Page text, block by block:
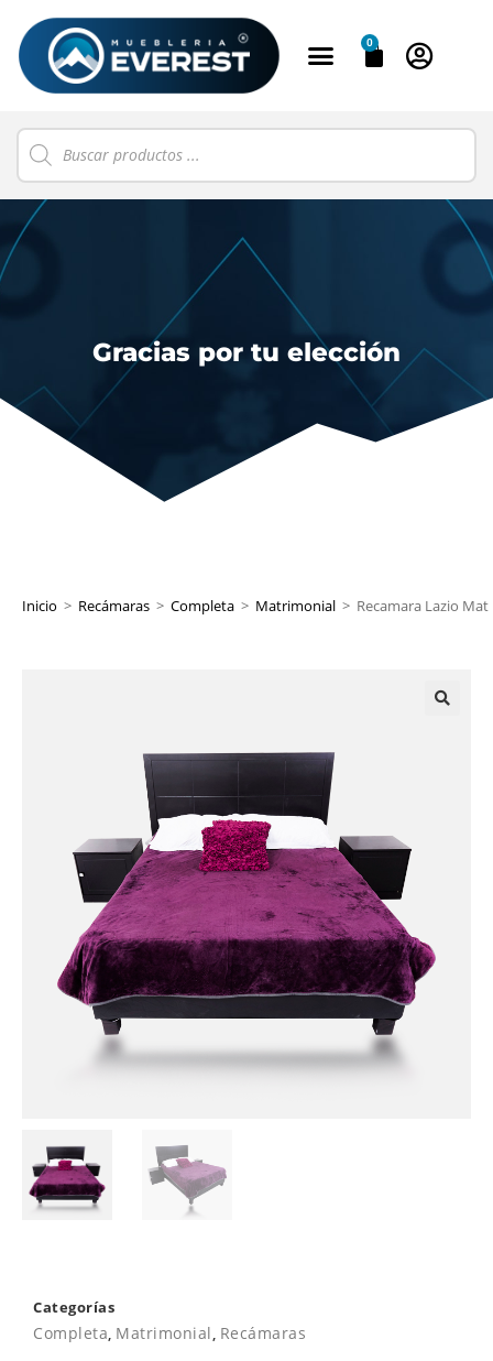
0
Gracias por tu elección
Inicio > Recámaras > Completa > Matrimonial > Recamara Lazio Mat
Categorías
Completa, Matrimonial, Recámaras